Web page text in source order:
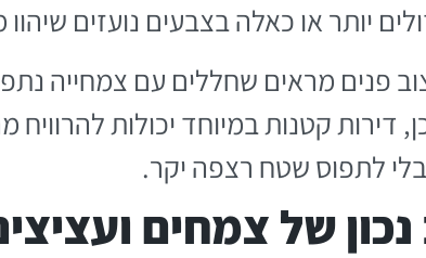
יותר או כאלה בצבעים נועזים שיהוו
דירות קטנות במיוחד יכולות
לתפוס שטח רצפה יקר.
נכון של צמחים